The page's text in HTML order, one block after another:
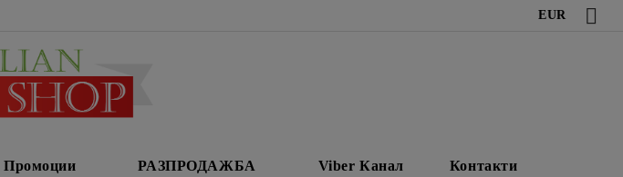
EUR
Промоции РАЗПРОДАЖБА Viber Канал Контакти